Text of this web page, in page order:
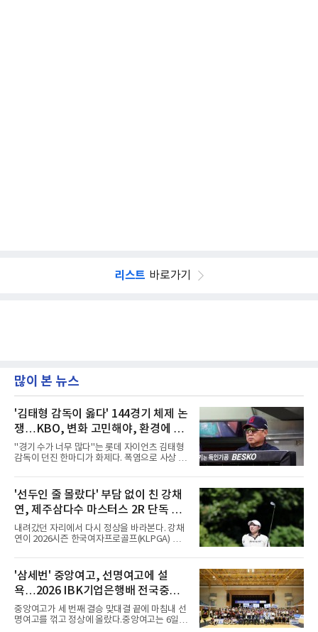
리스트 바로가기
많이 본 뉴스
'김태형 감독이 옳다' 144경기 체제 논
쟁…KBO, 변화 고민해야, 환경에 맞
는 경기 수가 바람직
"경기 수가 너무 많다"는 롯데 자이언츠 김태형
감독이 던진 한마디가 화제다. 폭염으로 사상 초
독은 단순히 더위를 이야기하지 않았다. 우천,
폭염, 부상 등 변수가 늘어나는 현실에서 현재
팀당 144경기 체제가 과연 지속 가능한지 질문
을 던졌다.물론 144경기가 세계적으로 특별히
많은 숫자는 아니다. 메이저리그는 팀당 162경
기, 일본프로야구도 143~144경기를 치른다. 숫
자만 놓고 보면 KBO가 유난히 혹사 구조라고 말
비교하기 어려울 정도로 폭염이 길어지고 강해
지고 있다. 여기에 장마, 이
'선두인 줄 몰랐다' 부담 없이 친 강채
연, 제주삼다수 마스터스 2R 단독 선
두
내려갔던 자리에서 다시 정상을 바라본다. 강채
연이 2026시즌 한국여자프로골프(KLPGA) 투어
억 원, 우승상금 1억8000만 원) 2라운드에서 단
독 선두로 도약했다.강채연은 7일 제주도 서귀
포의 테디밸리 골프앤리조트(파72)에서 열린 2
라운드에서 버디 5개와 보기 1개를 묶어 4언더
파 68타를 쳤다. 중간합계 9언더파 135타로 전
날 공동 4위에서 선두로 올라섰다. 공동 2위 그
룹(8언더파 136타)과는 한 타 차다.이 대회는 그
'삼세번' 중앙여고, 선명여고에 설
욕…2026 IBK기업은행배 전국중고
배구대회 우승
중앙여고가 세 번째 결승 맞대결 끝에 마침내 선
명여고를 꺾고 정상에 올랐다.중앙여고는 6일